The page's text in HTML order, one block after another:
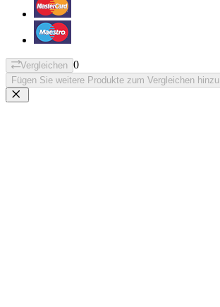
Vergleichen 0
Fügen Sie weitere Produkte zum Vergleichen hinzu